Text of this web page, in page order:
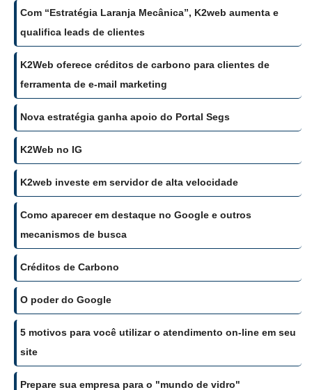
Com “Estratégia Laranja Mecânica”, K2web aumenta e
qualifica leads de clientes
K2Web oferece créditos de carbono para clientes de
ferramenta de e-mail marketing
Nova estratégia ganha apoio do Portal Segs
K2Web no IG
K2web investe em servidor de alta velocidade
Como aparecer em destaque no Google e outros
mecanismos de busca
Créditos de Carbono
O poder do Google
5 motivos para você utilizar o atendimento on-line em seu
site
Prepare sua empresa para o "mundo de vidro"